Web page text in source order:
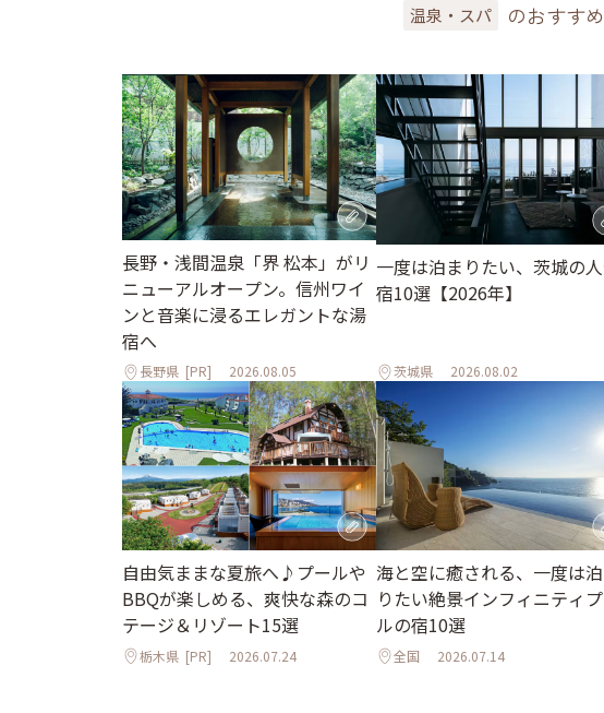
温泉・スパ のおすす
長野・浅間温泉「界 松本」がリ
ニューアルオープン。信州ワイ
ンと音楽に浸るエレガントな湯
宿へ
長野県 [PR] 2026.08.05
一度は泊まりたい、茨城の
宿10選【2026年】
茨城県 2026.08.02
自由気ままな夏旅へ♪プールや
BBQが楽しめる、爽快な森のコ
テージ＆リゾート15選
栃木県 [PR] 2026.07.24
海と空に癒される、一度は
りたい絶景インフィニティ
ルの宿10選
全国 2026.07.14